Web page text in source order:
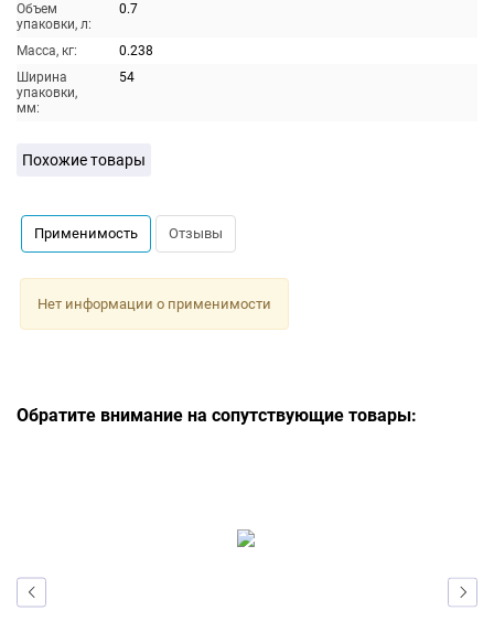
Объем
упаковки, л:
0.7
Масса, кг:
0.238
Ширина
упаковки,
мм:
54
Похожие товары
Применимость Отзывы
Нет информации о применимости
Обратите внимание на сопутствующие товары: